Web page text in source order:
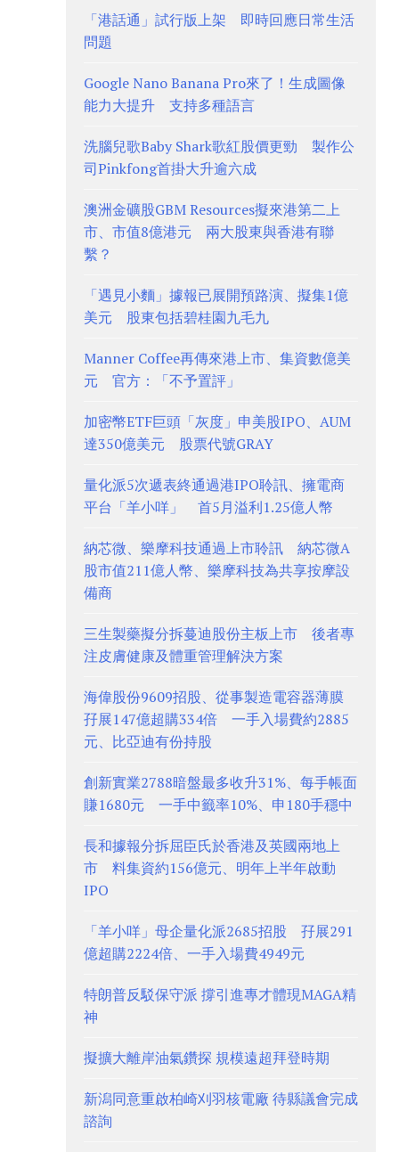
「港話通」試行版上架 即時回應日常生活
問題
Google Nano Banana Pro來了！生成圖像
能力大提升 支持多種語言
洗腦兒歌Baby Shark歌紅股價更勁 製作公
司Pinkfong首掛大升逾六成
澳洲金礦股GBM Resources擬來港第二上
市、市值8億港元 兩大股東與香港有聯
繫？
「遇見小麵」據報已展開預路演、擬集1億
美元 股東包括碧桂園九毛九
Manner Coffee再傳來港上市、集資數億美
元 官方：「不予置評」
加密幣ETF巨頭「灰度」申美股IPO、AUM
達350億美元 股票代號GRAY
量化派5次遞表終通過港IPO聆訊、擁電商
平台「羊小咩」 首5月溢利1.25億人幣
納芯微、樂摩科技通過上市聆訊 納芯微A
股市值211億人幣、樂摩科技為共享按摩設
備商
三生製藥擬分拆蔓迪股份主板上市 後者專
注皮膚健康及體重管理解決方案
海偉股份9609招股、從事製造電容器薄膜
孖展147億超購334倍 一手入場費約2885
元、比亞迪有份持股
創新實業2788暗盤最多收升31%、每手帳面
賺1680元 一手中籤率10%、申180手穩中
長和據報分拆屈臣氏於香港及英國兩地上
市 料集資約156億元、明年上半年啟動
IPO
「羊小咩」母企量化派2685招股 孖展291
億超購2224倍、一手入場費4949元
特朗普反駁保守派 撐引進專才體現MAGA精
神
擬擴大離岸油氣鑽探 規模遠超拜登時期
新潟同意重啟柏崎刈羽核電廠 待縣議會完成
諮詢